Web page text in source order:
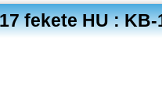
fekete HU :